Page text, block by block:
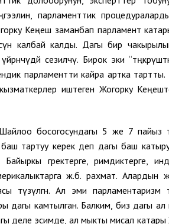
парламенттик
Кеңеш заманбап парламент
калбай калды. Дагы бир
сезилчү. Бирок эки
парламентти кайра артка
иштеген Жогорку
босогосундагы 5 же 7 пайыз
тартуу керек деп дагы баш
гректерге, римдиктерге,
ж.б. рахмат. Алардын
түзүлгөн. Ал эми парламентаризм
дагы камтылган. Балким, биз дагы ал
деле эсимде, ал мыкты мисал катары